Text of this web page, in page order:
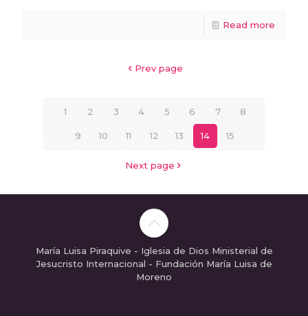
Read more
Prev page
1 2 3 4 5 6 7 8
9 10 11 12 13 14 15
Next page
María Luisa Piraquive - Iglesia de Dios Ministerial de
Jesucristo Internacional - Fundación María Luisa de
Moreno